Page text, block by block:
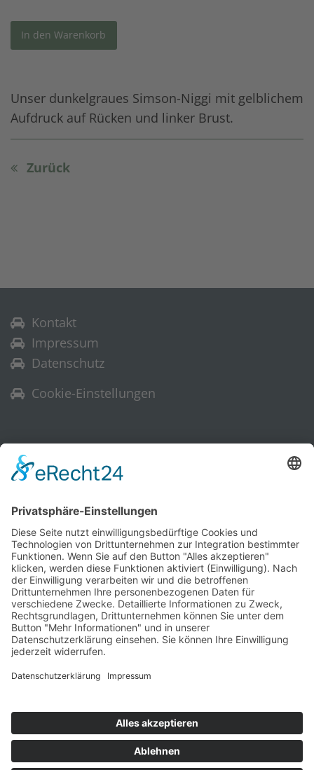
Unser dunkelgraues Simson-Niggi mit gelblichem
Aufdruck auf Rücken und linker Brust.
Zurück
Kontakt
Impressum
Datenschutz
Cookie-Einstellungen
Ihr Warenkorb ist leer.
Historische Technik Culitzsch e.V.
Hauptstr. 59 A
08112 Wilkau-Haßlau‎
HTC-Hotline: 0172 3762509